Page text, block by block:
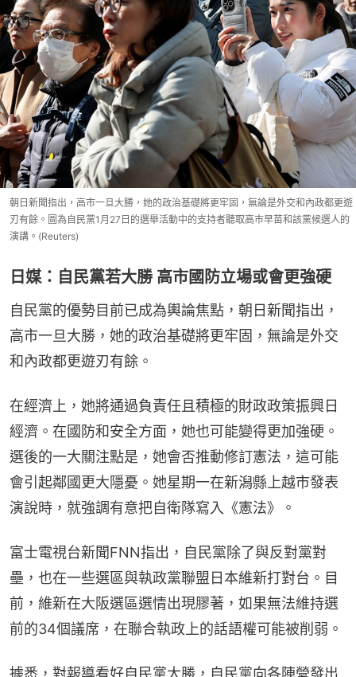
朝日新聞指出，高市一旦大勝，她的政治基礎將更牢固，無論是外交和內政都更遊
刃有餘。圖為自民黨1月27日的選舉活動中的支持者聽取高市早苗和該黨候選人的
演講。(Reuters)
日媒：自民黨若大勝 高市國防立場或會更強硬
自民黨的優勢目前已成為輿論焦點，朝日新聞指出，
高市一旦大勝，她的政治基礎將更牢固，無論是外交
和內政都更遊刃有餘。
在經濟上，她將通過負責任且積極的財政政策振興日
經濟。在國防和安全方面，她也可能變得更加強硬。
選後的一大關注點是，她會否推動修訂憲法，這可能
會引起鄰國更大隱憂。她星期一在新潟縣上越市發表
演說時，就強調有意把自衛隊寫入《憲法》。
富士電視台新聞FNN指出，自民黨除了與反對黨對
壘，也在一些選區與執政黨聯盟日本維新打對台。目
前，維新在大阪選區選情出現膠著，如果無法維持選
前的34個議席，在聯合執政上的話語權可能被削弱。
據悉，對報導看好自民黨大勝，自民黨向各陣營發出